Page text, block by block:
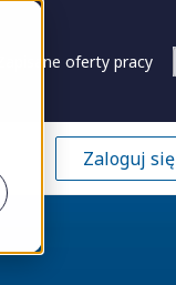
Zapisane oferty pracy
Zaloguj się